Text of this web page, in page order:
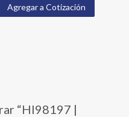
Agregar a Cotización
“HI98197 |